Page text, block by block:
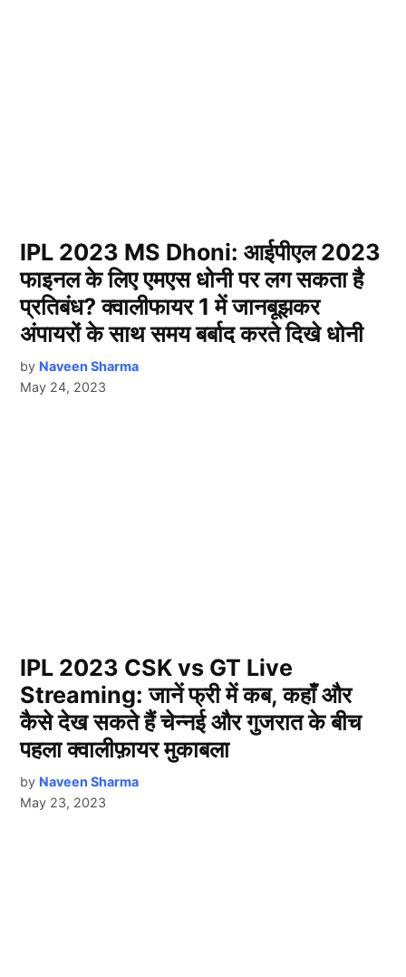
IPL 2023 MS Dhoni: आईपीएल 2023
फाइनल के लिए एमएस धोनी पर लग सकता है
प्रतिबंध? क्वालीफायर 1 में जानबूझकर
अंपायरों के साथ समय बर्बाद करते दिखे धोनी
by Naveen Sharma
May 24, 2023
IPL 2023 CSK vs GT Live
Streaming: जानें फ्री में कब, कहाँ और
कैसे देख सकते हैं चेन्नई और गुजरात के बीच
पहला क्वालीफ़ायर मुकाबला
by Naveen Sharma
May 23, 2023